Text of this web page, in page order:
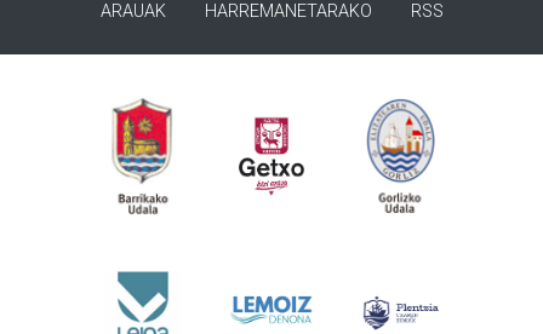
ARAUAK HARREMANETARAKO RSS